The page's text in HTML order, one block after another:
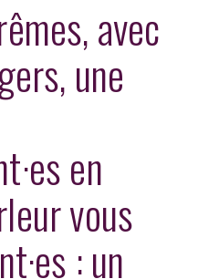
avec
une
en
vous
: un